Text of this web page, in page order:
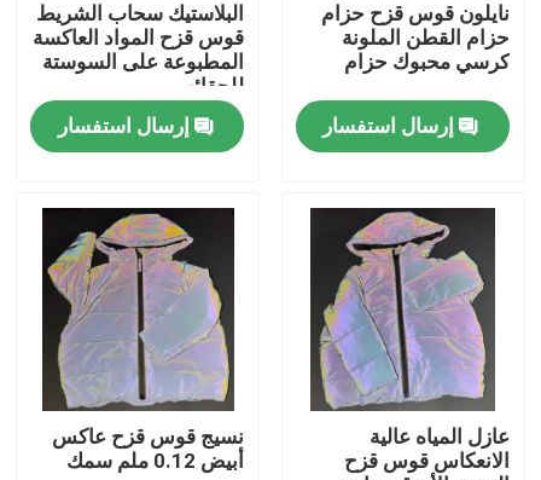
المنتجات
حول بنا
جولة في المعمل
نايلون قوس قزح حزام
حزام القطن الملونة
كرسي محبوك حزام
إرسال استفسار
البلاستيك سحاب الشريط
قوس قزح المواد العاكسة
المطبوعة على السوستة
للحقائب
إرسال استفسار
عازل المياه عالية
الانعكاس قوس قزح
نسيج قوس قزح عاكس
أبيض 0.12 ملم سمك